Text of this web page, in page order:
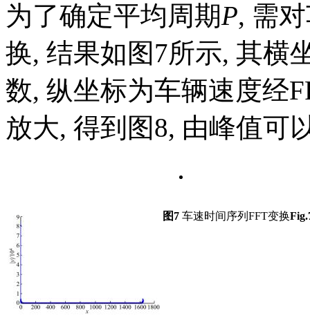
为了确定平均周期P, 需
换, 结果如图7所示, 其横
数, 纵坐标为车辆速度经
放大, 得到图8, 由峰值可
图7 车速时间序列FFT变换